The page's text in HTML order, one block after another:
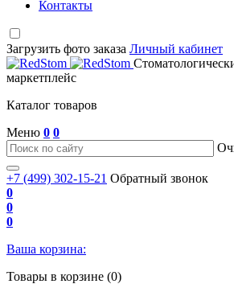
Контакты
Загрузить фото заказа Личный кабинет
маркетплейс
Каталог товаров
Меню 0 0
+7 (499) 302-15-21 Обратный звонок
0
0
0
Ваша корзина:
Товары в корзине (0)